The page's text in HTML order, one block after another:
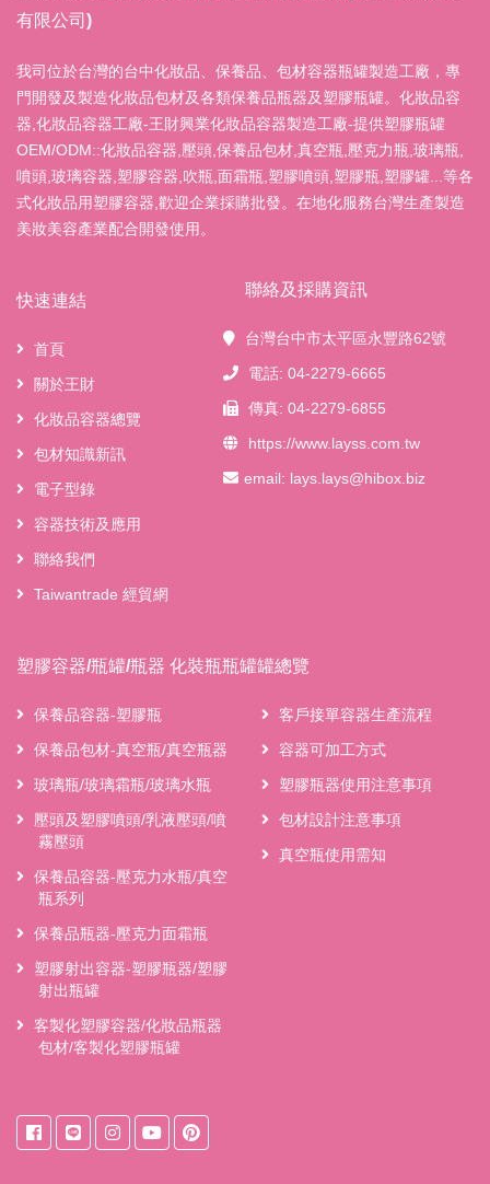
有限公司)
我司位於台灣的台中化妝品、保養品、包材容器瓶罐製造工廠，專
門開發及製造化妝品包材及各類保養品瓶器及塑膠瓶罐。化妝品容
器,化妝品容器工廠-王財興業化妝品容器製造工廠-提供塑膠瓶罐
OEM/ODM::化妝品容器,壓頭,保養品包材,真空瓶,壓克力瓶,玻璃瓶,
噴頭,玻璃容器,塑膠容器,吹瓶,面霜瓶,塑膠噴頭,塑膠瓶,塑膠罐...等各
式化妝品用塑膠容器,歡迎企業採購批發。在地化服務台灣生產製造
美妝美容產業配合開發使用。
快速連結
首頁
關於王財
化妝品容器總覽
包材知識新訊
電子型錄
容器技術及應用
聯絡我們
Taiwantrade 經貿網
塑膠容器/瓶罐/瓶器 化裝瓶瓶罐罐總覽
保養品容器-塑膠瓶
保養品包材-真空瓶/真空瓶器
玻璃瓶/玻璃霜瓶/玻璃水瓶
壓頭及塑膠噴頭/乳液壓頭/噴
霧壓頭
保養品容器-壓克力水瓶/真空
瓶系列
保養品瓶器-壓克力面霜瓶
塑膠射出容器-塑膠瓶器/塑膠
射出瓶罐
客製化塑膠容器/化妝品瓶器
包材/客製化塑膠瓶罐
客戶接單容器生產流程
容器可加工方式
塑膠瓶器使用注意事項
包材設計注意事項
真空瓶使用需知
聯絡及採購資訊
台灣台中市太平區永豐路62號
電話: 04-2279-6665
傳真: 04-2279-6855
https://www.layss.com.tw
email: lays.lays@hibox.biz